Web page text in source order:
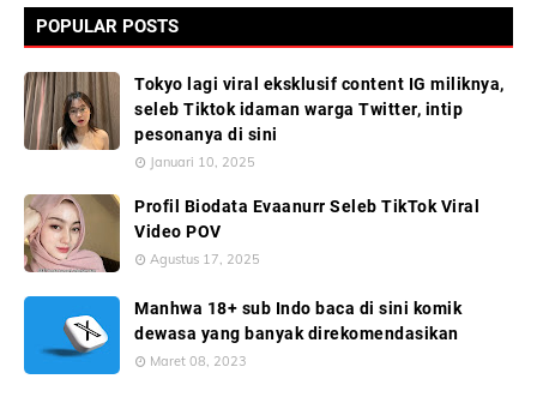
POPULAR POSTS
Tokyo lagi viral eksklusif content IG miliknya,
seleb Tiktok idaman warga Twitter, intip
pesonanya di sini
Januari 10, 2025
Profil Biodata Evaanurr Seleb TikTok Viral
Video POV
Agustus 17, 2025
Manhwa 18+ sub Indo baca di sini komik
dewasa yang banyak direkomendasikan
Maret 08, 2023